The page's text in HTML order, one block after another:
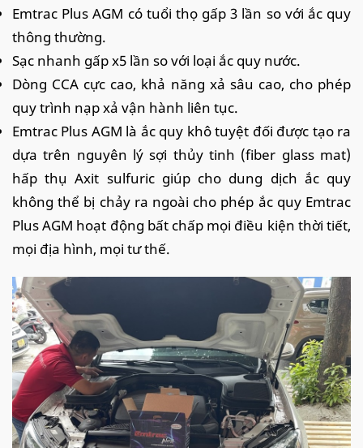
Emtrac Plus AGM có tuổi thọ gấp 3 lần so với ắc quy
thông thường.
Sạc nhanh gấp x5 lần so với loại ắc quy nước.
Dòng CCA cực cao, khả năng xả sâu cao, cho phép
quy trình nạp xả vận hành liên tục.
Emtrac Plus AGM là ắc quy khô tuyệt đối được tạo ra
dựa trên nguyên lý sợi thủy tinh (fiber glass mat)
hấp thụ Axit sulfuric giúp cho dung dịch ắc quy
không thể bị chảy ra ngoài cho phép ắc quy Emtrac
Plus AGM hoạt động bất chấp mọi điều kiện thời tiết,
mọi địa hình, mọi tư thế.